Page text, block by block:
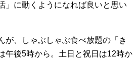
」に動くようになれば良いと思い
が、しゃぶしゃぶ食べ放題の「き
午後5時から。土日と祝日は12時か